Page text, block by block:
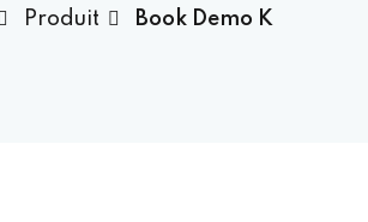
Produit Book Demo K